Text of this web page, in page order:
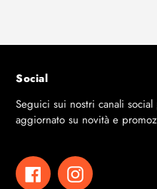
Social
Seguici sui nostri canali
aggiornato su novità e
FacebookInstagram